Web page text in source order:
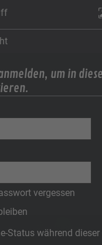
um in
vergessen
Status während